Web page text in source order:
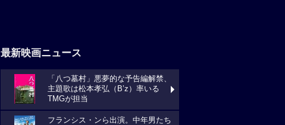
最新映画ニュース
「八つ墓村」悪夢的な予告編解禁、
主題歌は松本孝弘（B’z）率いる
TMGが担当
フランシス・ンら出演。中年男たち